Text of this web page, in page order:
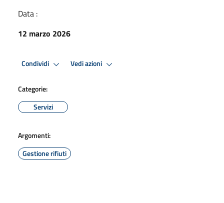
Data :
12 marzo 2026
Condividi Vedi azioni
Categorie:
Servizi
Argomenti:
Gestione rifiuti